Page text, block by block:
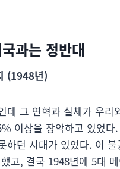
과는 정반대
(1948년)
데 그 연혁과 실체가 우
이상을 장악하고 있었
던 시대가 있었다. 이
고, 결국 1948년에 5대